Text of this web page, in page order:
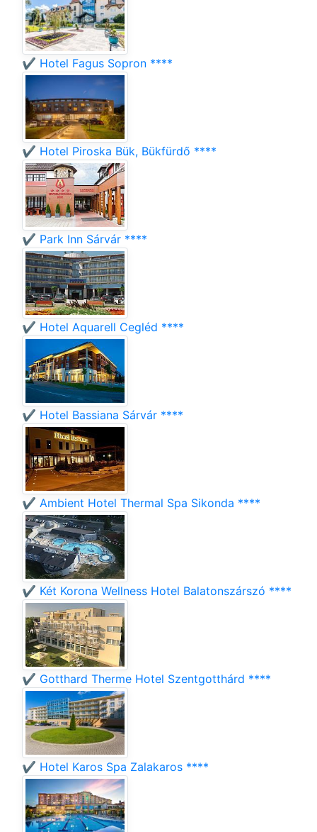
✔️ Hotel Fagus Sopron ****
✔️ Hotel Piroska Bük, Bükfürdő ****
✔️ Park Inn Sárvár ****
✔️ Hotel Aquarell Cegléd ****
✔️ Hotel Bassiana Sárvár ****
✔️ Ambient Hotel Thermal Spa Sikonda ****
✔️ Két Korona Wellness Hotel Balatonszárszó ****
✔️ Gotthard Therme Hotel Szentgotthárd ****
✔️ Hotel Karos Spa Zalakaros ****